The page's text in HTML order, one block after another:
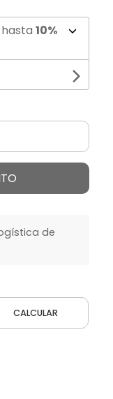
10%
de
CALCULAR